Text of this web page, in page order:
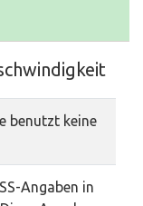
benutzt keine
Angaben in